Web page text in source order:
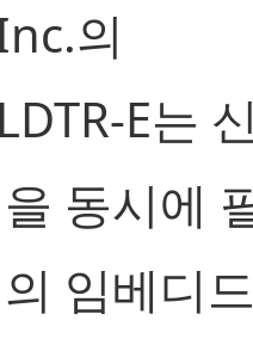
의
E는
동시에
임베디